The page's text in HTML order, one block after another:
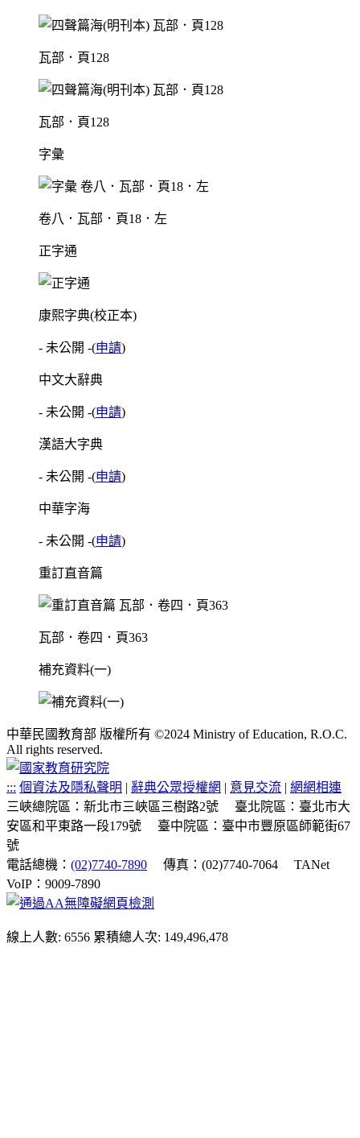
瓦部．頁128
瓦部．頁128
字彙
卷八．瓦部．頁18．左
正字通
康熙字典(校正本)
- 未公開 -(申請)
中文大辭典
- 未公開 -(申請)
漢語大字典
- 未公開 -(申請)
中華字海
- 未公開 -(申請)
重訂直音篇
瓦部．卷四．頁363
補充資料(一)
中華民國教育部 版權所有 ©2024 Ministry of Education, R.O.C.
All rights reserved.
::: 個資法及隱私聲明 | 辭典公眾授權網 | 意見交流 | 網網相連
三峽總院區：新北市三峽區三樹路2號
臺北院區：臺北市大
安區和平東路一段179號
臺中院區：臺中市豐原區師範街67
號
電話總機： (02)7740-7890 傳真：(02)7740-7064
TANet
VoIP：9009-7890
線上人數: 6556 累積總人次: 149,496,478